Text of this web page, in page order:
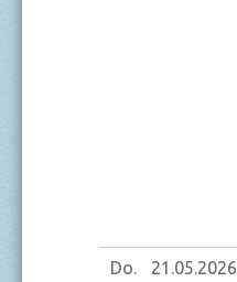
Do. 21.05.2026